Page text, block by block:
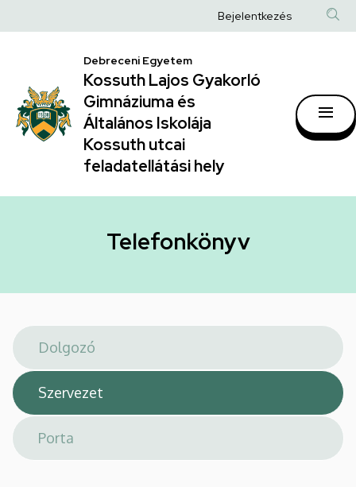
|
Kossuth
Lajos
Gyakorló
Gimnáziuma
Általános
hely
a
Anonim
fiók
Bejelentkezés
Debreceni Egyetem
Kossuth Lajos Gyakorló
Gimnáziuma és
Általános Iskolája
Kossuth utcai
feladatellátási hely
Telefonkönyv